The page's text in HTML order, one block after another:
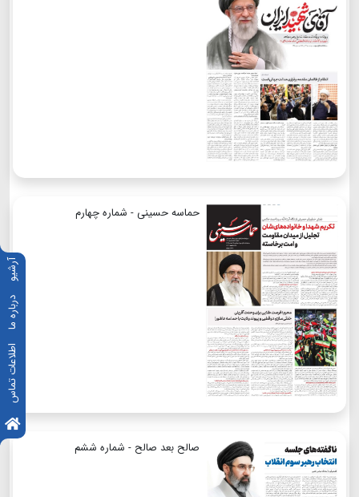
آرشیو
درباره ما
اطلاعات تماس
حماسه حسینی - شماره چهارم
صالح بعد صالح - شماره ششم